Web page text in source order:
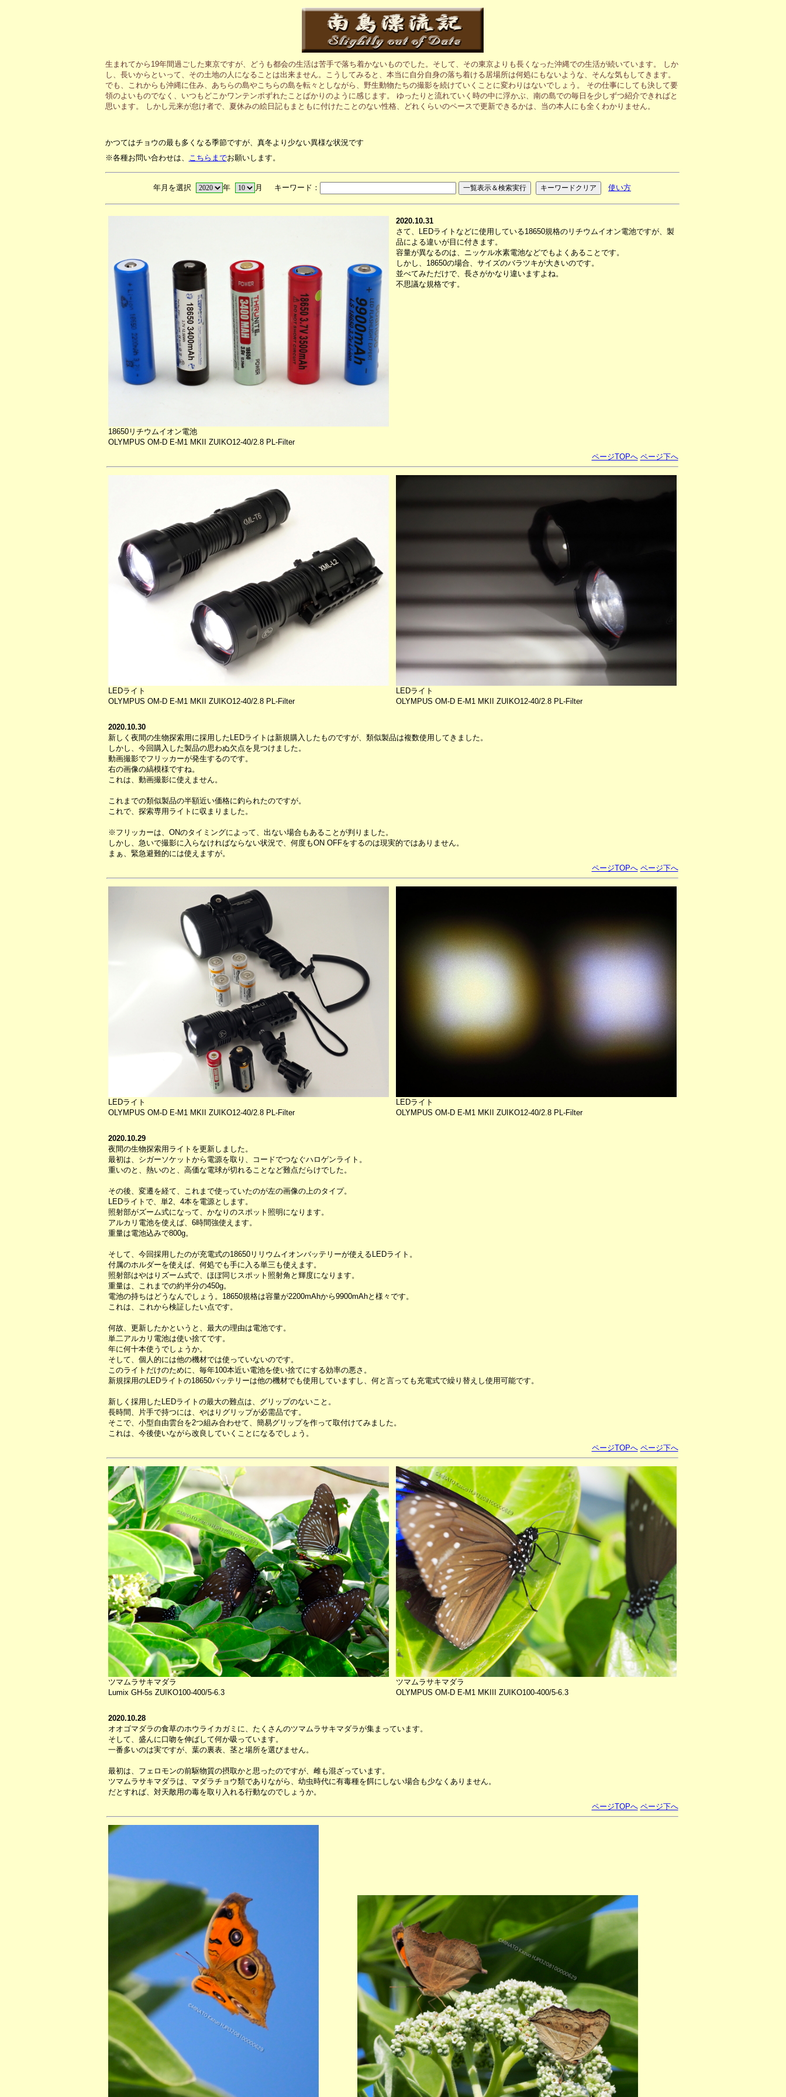
生まれてから19年間過ごした東京ですが、どうも都会の生活は苦手で落ち着かないものでした。そして、その東京よりも長くなった沖縄での生活が続いています。 しか
し、長いからといって、その土地の人になることは出来ません。こうしてみると、本当に自分自身の落ち着ける居場所は何処にもないような、そんな気もしてきます。
でも、これからも沖縄に住み、あちらの島やこちらの島を転々としながら、野生動物たちの撮影を続けていくことに変わりはないでしょう。 その仕事にしても決して要
領のよいものでなく、いつもどこかワンテンポずれたことばかりのように感じます。 ゆったりと流れていく時の中に浮かぶ、南の島での毎日を少しずつ紹介できればと
思います。 しかし元来が怠け者で、夏休みの絵日記もまともに付けたことのない性格、どれくらいのペースで更新できるかは、当の本人にも全くわかりません。
かつてはチョウの最も多くなる季節ですが、真冬より少ない異様な状況です
※各種お問い合わせは、 こちらまでお願いします。
年月を選択 年 月 キーワード： 使い方
18650リチウムイオン電池
OLYMPUS OM-D E-M1 MKII ZUIKO12-40/2.8 PL-Filter
2020.10.31
さて、LEDライトなどに使用している18650規格のリチウムイオン電池ですが、製
品による違いが目に付きます。
容量が異なるのは、ニッケル水素電池などでもよくあることです。
しかし、18650の場合、サイズのバラツキが大きいのです。
並べてみただけで、長さがかなり違いますよね。
不思議な規格です。
ページTOPへ ページ下へ
LEDライト
OLYMPUS OM-D E-M1 MKII ZUIKO12-40/2.8 PL-Filter
LEDライト
OLYMPUS OM-D E-M1 MKII ZUIKO12-40/2.8 PL-Filter
2020.10.30
新しく夜間の生物探索用に採用したLEDライトは新規購入したものですが、類似製品は複数使用してきました。
しかし、今回購入した製品の思わぬ欠点を見つけました。
動画撮影でフリッカーが発生するのです。
右の画像の縞模様ですね。
これは、動画撮影に使えません。
これまでの類似製品の半額近い価格に釣られたのですが。
これで、探索専用ライトに収まりました。
※フリッカーは、ONのタイミングによって、出ない場合もあることが判りました。
しかし、急いで撮影に入らなければならない状況で、何度もON OFFをするのは現実的ではありません。
まぁ、緊急避難的には使えますが。
ページTOPへ ページ下へ
LEDライト
OLYMPUS OM-D E-M1 MKII ZUIKO12-40/2.8 PL-Filter
LEDライト
OLYMPUS OM-D E-M1 MKII ZUIKO12-40/2.8 PL-Filter
2020.10.29
夜間の生物探索用ライトを更新しました。
最初は、シガーソケットから電源を取り、コードでつなぐハロゲンライト。
重いのと、熱いのと、高価な電球が切れることなど難点だらけでした。
その後、変遷を経て、これまで使っていたのが左の画像の上のタイプ。
LEDライトで、単2、4本を電源とします。
照射部がズーム式になって、かなりのスポット照明になります。
アルカリ電池を使えば、6時間強使えます。
重量は電池込みで800g。
そして、今回採用したのが充電式の18650リリウムイオンバッテリーが使えるLEDライト。
付属のホルダーを使えば、何処でも手に入る単三も使えます。
照射部はやはりズーム式で、ほぼ同じスポット照射角と輝度になります。
重量は、これまでの約半分の450g。
電池の持ちはどうなんでしょう。18650規格は容量が2200mAhから9900mAhと様々です。
これは、これから検証したい点です。
何故、更新したかというと、最大の理由は電池です。
単二アルカリ電池は使い捨てです。
年に何十本使うでしょうか。
そして、個人的には他の機材では使っていないのです。
このライトだけのために、毎年100本近い電池を使い捨てにする効率の悪さ。
新規採用のLEDライトの18650バッテリーは他の機材でも使用していますし、何と言っても充電式で繰り替えし使用可能です。
新しく採用したLEDライトの最大の難点は、グリップのないこと。
長時間、片手で持つには、やはりグリップが必需品です。
そこで、小型自由雲台を2つ組み合わせて、簡易グリップを作って取付けてみました。
これは、今後使いながら改良していくことになるでしょう。
ページTOPへ ページ下へ
ツマムラサキマダラ
Lumix GH-5s ZUIKO100-400/5-6.3
ツマムラサキマダラ
OLYMPUS OM-D E-M1 MKIII ZUIKO100-400/5-6.3
2020.10.28
オオゴマダラの食草のホウライカガミに、たくさんのツマムラサキマダラが集まっています。
そして、盛んに口吻を伸ばして何か吸っています。
一番多いのは実ですが、葉の裏表、茎と場所を選びません。
最初は、フェロモンの前駆物質の摂取かと思ったのですが、雌も混ざっています。
ツマムラサキマダラは、マダラチョウ類でありながら、幼虫時代に有毒種を餌にしない場合も少なくありません。
だとすれば、対天敵用の毒を取り入れる行動なのでしょうか。
ページTOPへ ページ下へ